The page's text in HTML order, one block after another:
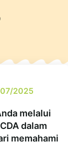
2025
melalui
dalam
memahami